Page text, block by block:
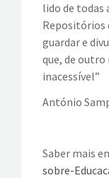
lido de todas
Repositórios
guardar e
que, de
inacessível”
António
Saber mais
sobre-